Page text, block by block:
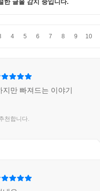
한 글을 감지 중입니다.
4 5 6 7 8 9 10
지만 빠져드는 이야기
천합니다.